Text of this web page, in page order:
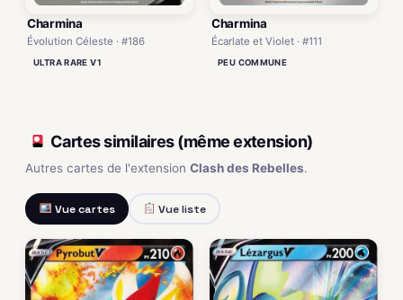
Charmina
Évolution Céleste · #186
ULTRA RARE V1
Charmina
Écarlate et Violet · #111
PEU COMMUNE
Cartes similaires (même extension)
Autres cartes de l'extension Clash des Rebelles.
Vue cartes Vue liste